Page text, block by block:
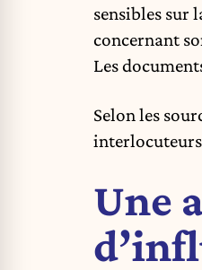
sensibles sur
concernant
Les
Selon les
Une